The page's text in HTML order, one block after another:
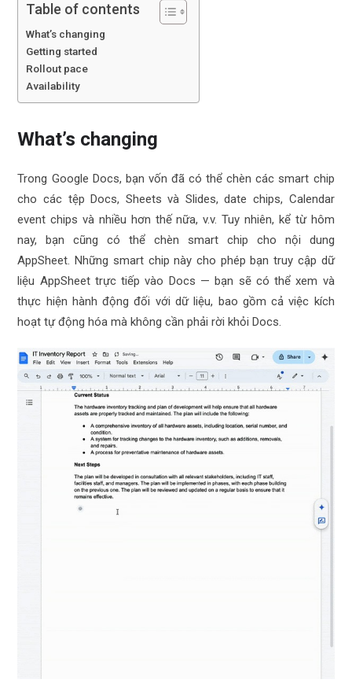
Table of contents
What’s changing
Getting started
Rollout pace
Availability
What’s changing
Trong Google Docs, bạn vốn đã có thể chèn các smart chip
cho các tệp Docs, Sheets và Slides, date chips, Calendar
event chips và nhiều hơn thế nữa, v.v. Tuy nhiên, kể từ hôm
nay, bạn cũng có thể chèn smart chip cho nội dung
AppSheet. Những smart chip này cho phép bạn truy cập dữ
liệu AppSheet trực tiếp vào Docs — bạn sẽ có thể xem và
thực hiện hành động đối với dữ liệu, bao gồm cả việc kích
hoạt tự động hóa mà không cần phải rời khỏi Docs.